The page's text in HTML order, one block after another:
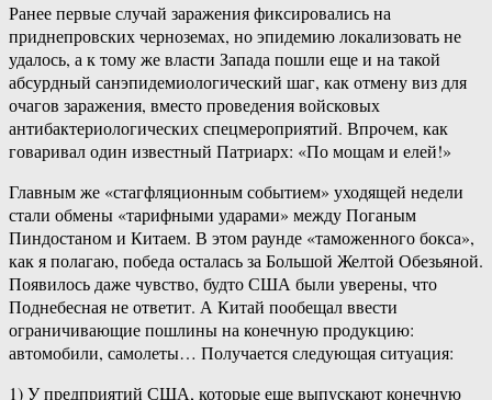
Ранее первые случай заражения фиксировались на
приднепровских черноземах, но эпидемию локализовать не
удалось, а к тому же власти Запада пошли еще и на такой
абсурдный санэпидемиологический шаг, как отмену виз для
очагов заражения, вместо проведения войсковых
антибактериологических спецмероприятий. Впрочем, как
говаривал один известный Патриарх: «По мощам и елей!»
Главным же «стагфляционным событием» уходящей недели
стали обмены «тарифными ударами» между Поганым
Пиндостаном и Китаем. В этом раунде «таможенного бокса»,
как я полагаю, победа осталась за Большой Желтой Обезьяной.
Появилось даже чувство, будто США были уверены, что
Поднебесная не ответит. А Китай пообещал ввести
ограничивающие пошлины на конечную продукцию:
автомобили, самолеты… Получается следующая ситуация:
1) У предприятий США, которые еще выпускают конечную